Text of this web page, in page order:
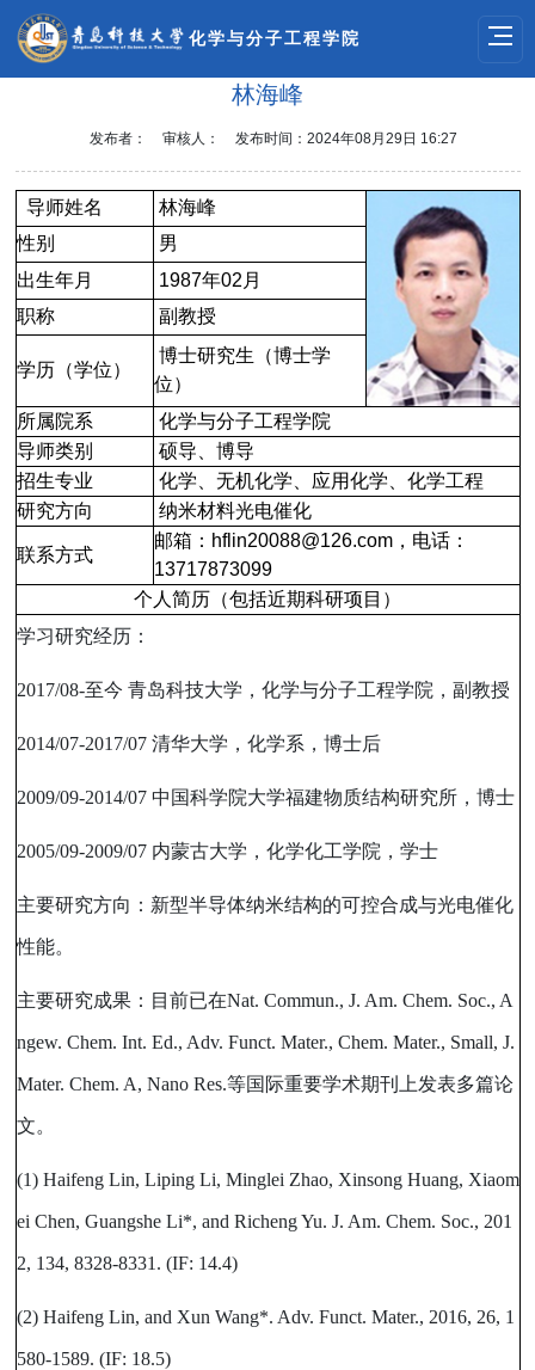
化学与分子工程学院
林海峰
发布者： 审核人： 发布时间：2024年08月29日 16:27
导师姓名
林海峰
性别
男
出生年月
1987年02 月
职称
副教授
学历（学位）
博士研究生（博士学
位）
所属院系
化学与分子工程学院
导师类别
硕导、博导
招生专业
化学、无机化学、应用化学、化学工程
研究方向
纳米材料光电催化
联系方式
邮箱： hflin20088@126.com，电话：
13717873099
个人简历（包括近期科研项目）
学习研究经历：
2017/08-至今 青岛科技大学，化学与分子工程学院，副教授
2014/07-2017/07 清华大学，化学系，博士后
2009/09-2014/07 中国科学院大学福建物质结构研究所，博士
2005/09-2009/07 内蒙古大学，化学化工学院，学士
主要研究方向：新型半导体纳米结构的可控合成与光电催化
性能。
主要研究成果：目前已在Nat. Commun., J. Am. Chem. Soc., A
ngew. Chem. Int. Ed., Adv. Funct. Mater., Chem. Mater., Small, J.
Mater. Chem. A, Nano Res.等国际重要学术期刊上发表多篇论
文。
(1) Haifeng Lin, Liping Li, Minglei Zhao, Xinsong Huang, Xiaom
ei Chen, Guangshe Li*, and Richeng Yu. J. Am. Chem. Soc., 201
2, 134, 8328-8331. (IF: 14.4)
(2) Haifeng Lin, and Xun Wang*. Adv. Funct. Mater., 2016, 26, 1
580-1589. (IF: 18.5)